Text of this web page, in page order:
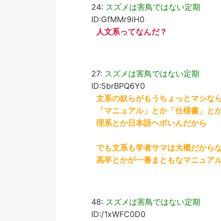
24: スズメは害鳥ではない定期
ID:GfMMr9iH0
人文系ってなんだ？
27: スズメは害鳥ではない定期
ID:5brBPQ6Y0
文系の奴らがもうちょっとマシなら
「マニュアル」とか「仕様書」と
理系とか日本語ヘボいんだから
でも文系も学者サマは大概だから
高卒とかが一番まともなマニュア
48: スズメは害鳥ではない定期
ID:/1xWFC0D0